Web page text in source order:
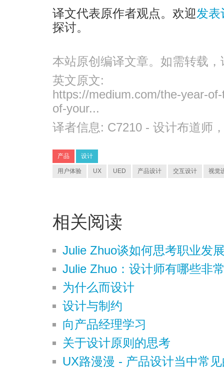
译文代表原作者观点。欢迎发表
探讨。
本站原创编译文章。如需转载
英文原文:
https://medium.com/the-year-
of-your...
译者信息: C7210 - 设计布道师
产品 设计
用户体验 UX UED 产品设计 交互设计 视觉
相关阅读
Julie Zhuo谈如何思考职业发
Julie Zhuo：设计师有哪些非
为什么而设计
设计与制约
向产品经理学习
关于设计原则的思考
UX路漫漫 - 产品设计当中常